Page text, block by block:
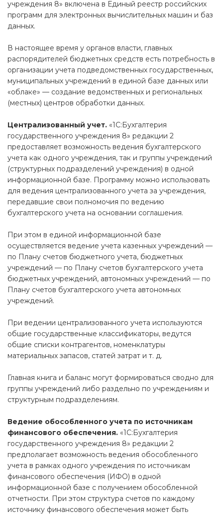
учреждения 8» включена в Единый реестр российских
программ для электронных вычислительных машин и баз
данных.
В настоящее время у органов власти, главных
распорядителей бюджетных средств есть потребность в
организации учета подведомственных государственных,
муниципальных учреждений в единой базе данных или
«облаке» — создание ведомственных и региональных
(местных) центров обработки данных.
Централизованный учет. «1С:Бухгалтерия
государственного учреждения 8» редакции 2
предоставляет возможность ведения бухгалтерского
учета как одного учреждения, так и группы учреждений
(структурных подразделений учреждения) в одной
информационной базе. Программу можно использовать
для ведения централизованного учета за учреждения,
передавшие свои полномочия по ведению
бухгалтерского учета на основании соглашения.
При этом в единой информационной базе
осуществляется ведение учета казенных учреждений —
по Плану счетов бюджетного учета, бюджетных
учреждений — по Плану счетов бухгалтерского учета
бюджетных учреждений, автономных учреждений — по
Плану счетов бухгалтерского учета автономных
учреждений.
При ведении централизованного учета используются
общие государственные классификаторы, ведутся
общие списки контрагентов, номенклатуры
материальных запасов, статей затрат и т. д.
Главная книга и баланс могут формироваться сводно для
группы учреждений либо раздельно по учреждениям и
структурным подразделениям.
Ведение обособленного учета по источникам
финансового обеспечения. «1С:Бухгалтерия
государственного учреждения 8» редакции 2
предполагает возможность ведения обособленного
учета в рамках одного учреждения по источникам
финансового обеспечения (ИФО) в одной
информационной базе с получением обособленной
отчетности. При этом структура счетов по каждому
источнику финансового обеспечения может быть